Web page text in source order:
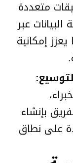
متعددة
عبر
إمكانية
بإنشاء
على نطاق